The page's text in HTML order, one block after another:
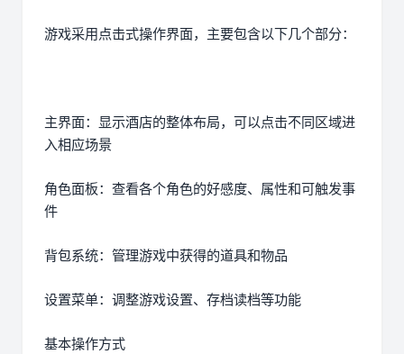
游戏采用点击式操作界面，主要包含以下几个部分：
主界面：显示酒店的整体布局，可以点击不同区域进
入相应场景
角色面板：查看各个角色的好感度、属性和可触发事
件
背包系统：管理游戏中获得的道具和物品
设置菜单：调整游戏设置、存档读档等功能
基本操作方式